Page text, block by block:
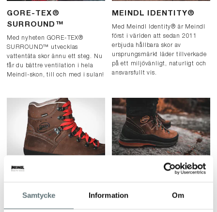
Samtycke Information Om
GORE-TEX®
SURROUND™
Med nyheten GORE-TEX®
SURROUND™ utvecklas
vattentäta skor ännu ett steg. Nu
får du bättre ventilation i hela
Meindl-skon, till och med i sulan!
MEINDL IDENTITY®
Med Meindl Identity® är Meindl
först i världen att sedan 2011
erbjuda hållbara skor av
ursprungsmärkt läder tillverkade
på ett miljövänligt, naturligt och
ansvarsfullt vis.
MFS®
MFS® är en teknik med
minnesskum runt vristen i
kängan så den kan anpassas efter
olika fotformer och därmed ge
MFS VAKUUM®
Kängor med MFS Vakuum® har
ett memory foam (minnesskum) i
att den formar sig efter hela foten